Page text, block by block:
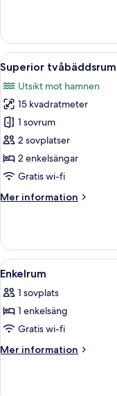
(Three)
Öppna
alla
foton
för
Superior
tvåbäddsrum
8
Superior tvåbäddsrum
Utsikt mot hamnen
15 kvadratmeter
1 sovrum
2 sovplatser
2 enkelsängar
Gratis wi-fi
Mer information
Mer
tvåbäddsrum
Öppna
alla
foton
för
Enkelrum
5
Enkelrum
1 sovplats
1 enkelsäng
Gratis wi-fi
Mer information
Mer